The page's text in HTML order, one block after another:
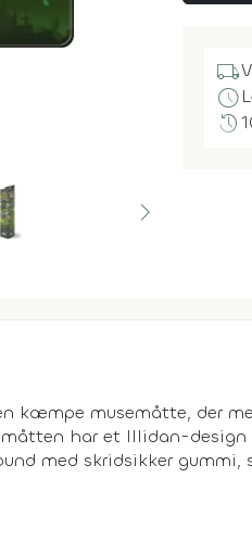
local_shipping
schedule
history
kæmpe musemåtte, der
har et Illidan-design
med skridsikker gummi,